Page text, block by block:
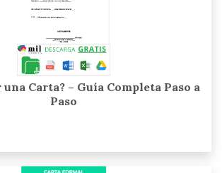
una Carta? – Guía Completa Paso a
Paso